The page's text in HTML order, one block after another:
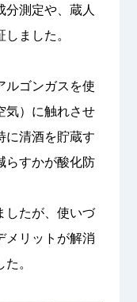
分測定や、蔵人
ました。
ルゴンガスを使
気）に触れさせ
に清酒を貯蔵す
らすかが酸化防
したが、使いづ
メリットが解消
。